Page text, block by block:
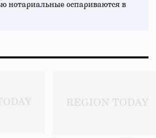
нотариальные оспариваются в